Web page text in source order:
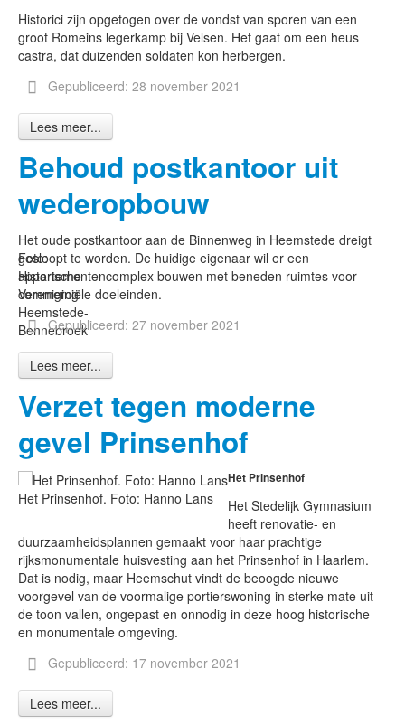
Historici zijn opgetogen over de vondst van sporen van een
groot Romeins legerkamp bij Velsen. Het gaat om een heus
castra, dat duizenden soldaten kon herbergen.
Gepubliceerd: 28 november 2021
Lees meer...
Behoud postkantoor uit
wederopbouw
Foto:
Historische
Vereniging
Heemstede-
Bennebroek
Het oude postkantoor aan de Binnenweg in Heemstede dreigt
gesloopt te worden. De huidige eigenaar wil er een
appartementencomplex bouwen met beneden ruimtes voor
commerciële doeleinden.
Gepubliceerd: 27 november 2021
Lees meer...
Verzet tegen moderne
gevel Prinsenhof
Het Prinsenhof. Foto: Hanno Lans
Het Prinsenhof
Het Stedelijk Gymnasium
heeft renovatie- en
duurzaamheidsplannen gemaakt voor haar prachtige
rijksmonumentale huisvesting aan het Prinsenhof in Haarlem.
Dat is nodig, maar Heemschut vindt de beoogde nieuwe
voorgevel van de voormalige portierswoning in sterke mate uit
de toon vallen, ongepast en onnodig in deze hoog historische
en monumentale omgeving.
Gepubliceerd: 17 november 2021
Lees meer...